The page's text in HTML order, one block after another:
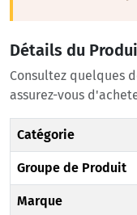
Détails du
Consultez quelques
assurez-vous
Catégorie
Groupe de Produit
Marque